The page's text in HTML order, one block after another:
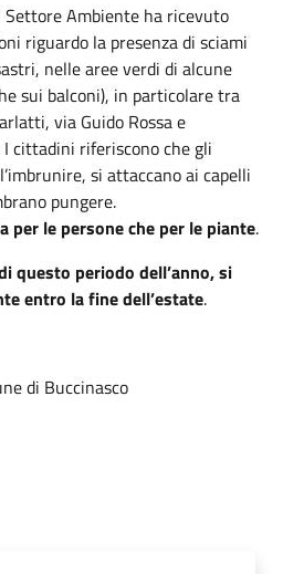
Ambiente ha ricevuto
riguardo la presenza di sciami
nelle aree verdi di alcune
sui balconi), in particolare tra
via Guido Rossa e
I cittadini riferiscono che gli
si attaccano ai capelli
pungere.
per le persone che per le piante.
questo periodo dell’anno, si
entro la fine dell’estate.
di Buccinasco